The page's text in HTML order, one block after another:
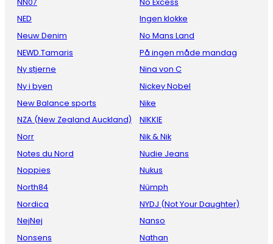
NED
Neuw Denim
NEWD.Tamaris
Ny stjerne
Ny i byen
New Balance sports
NZA (New Zealand Auckland)
Norr
Notes du Nord
Noppies
North84
Nordica
NejNej
Nonsens
Ingen klokke
No Mans Land
På ingen måde mandag
Nina von C
Nickey Nobel
Nike
NIKKIE
Nik & Nik
Nudie Jeans
Nukus
Nümph
NYDJ (Not Your Daughter)
Nanso
Nathan